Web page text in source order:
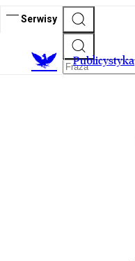
Serwisy
Publicystyka